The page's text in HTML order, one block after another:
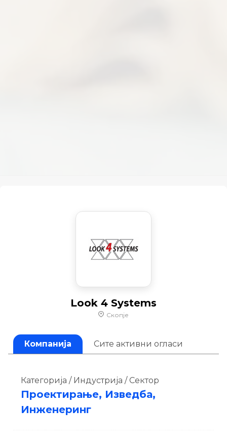
Look 4 Systems
Скопје
Компанија Сите активни огласи
Категорија / Индустрија / Сектор
Проектирање, Изведба,
Инженеринг